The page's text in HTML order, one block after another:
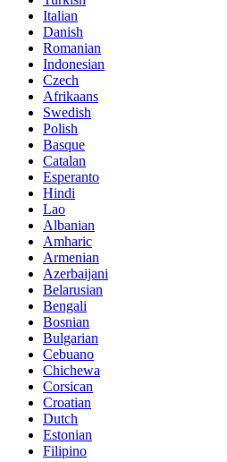
Italian
Danish
Romanian
Indonesian
Czech
Afrikaans
Swedish
Polish
Basque
Catalan
Esperanto
Hindi
Lao
Albanian
Amharic
Armenian
Azerbaijani
Belarusian
Bengali
Bosnian
Bulgarian
Cebuano
Chichewa
Corsican
Croatian
Dutch
Estonian
Filipino